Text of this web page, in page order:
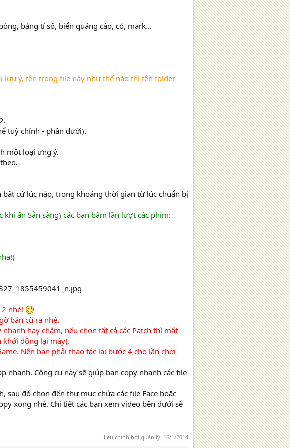
bảng tỉ số, biển quảng cáo, cỏ, mark...
lưu ý, tên trong file này như thế nào thì tên folder
tuỳ chỉnh - phần dưới).
một loại ưng ý.
cứ lúc nào, trong khoảng thời gian từ lúc chuẩn bị
ấn Sẵn sàng) các bạn bấm lần lượt các phím:
nhé!
bản cũ ra nhé.
hay chậm, nếu chọn tất cả các Patch thì mất
khởi động lại máy).
Nên bạn phải thao tác lại bước 4 cho lần chơi
nhanh. Công cụ này sẽ giúp bạn copy nhanh các file
sau đó chọn đến thư mục chứa các file Face hoặc
xong nhé. Chi tiết các bạn xem video bên dưới sẽ
Hiệu chỉnh bởi quản lý: 16/1/2014